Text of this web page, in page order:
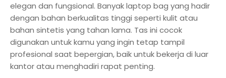
elegan dan fungsional. Banyak laptop bag yang hadir
dengan bahan berkualitas tinggi seperti kulit atau
bahan sintetis yang tahan lama. Tas ini cocok
digunakan untuk kamu yang ingin tetap tampil
profesional saat bepergian, baik untuk bekerja di luar
kantor atau menghadiri rapat penting.